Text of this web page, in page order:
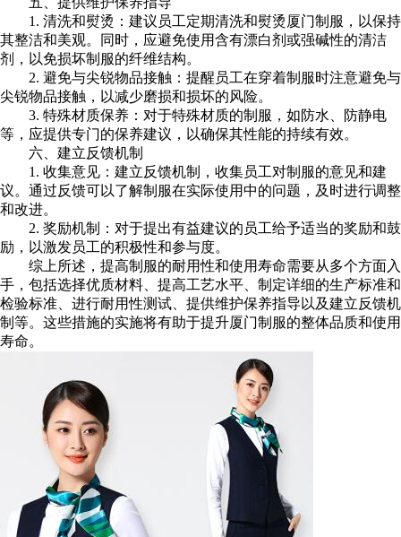
1. 清洗和熨烫：建议员工定期清洗和熨烫厦门制服，以保持
其整洁和美观。同时，应避免使用含有漂白剂或强碱性的清洁
剂，以免损坏制服的纤维结构。
2. 避免与尖锐物品接触：提醒员工在穿着制服时注意避免与
尖锐物品接触，以减少磨损和损坏的风险。
3. 特殊材质保养：对于特殊材质的制服，如防水、防静电
等，应提供专门的保养建议，以确保其性能的持续有效。
六、建立反馈机制
1. 收集意见：建立反馈机制，收集员工对制服的意见和建
议。通过反馈可以了解制服在实际使用中的问题，及时进行调整
和改进。
2. 奖励机制：对于提出有益建议的员工给予适当的奖励和鼓
励，以激发员工的积极性和参与度。
综上所述，提高制服的耐用性和使用寿命需要从多个方面入
手，包括选择优质材料、提高工艺水平、制定详细的生产标准和
检验标准、进行耐用性测试、提供维护保养指导以及建立反馈机
制等。这些措施的实施将有助于提升厦门制服的整体品质和使用
寿命。